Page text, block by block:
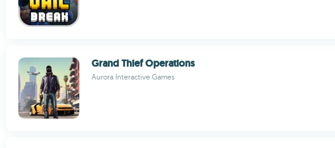
Grand Thief Operations
Aurora Interactive Games